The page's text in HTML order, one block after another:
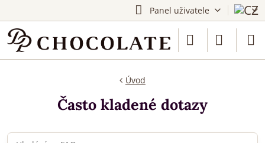
Panel uživatele
Úvod
Často kladené dotazy